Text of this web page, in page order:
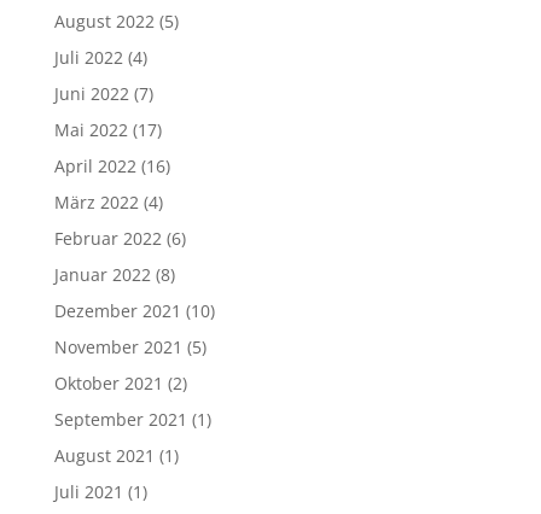
August 2022(5)
Juli 2022(4)
Juni 2022(7)
Mai 2022(17)
April 2022(16)
März 2022(4)
Februar 2022(6)
Januar 2022(8)
Dezember 2021 (10)
November 2021 (5)
Oktober 2021 (2)
September 2021 (1)
August 2021 (1)
Juli 2021 (1)